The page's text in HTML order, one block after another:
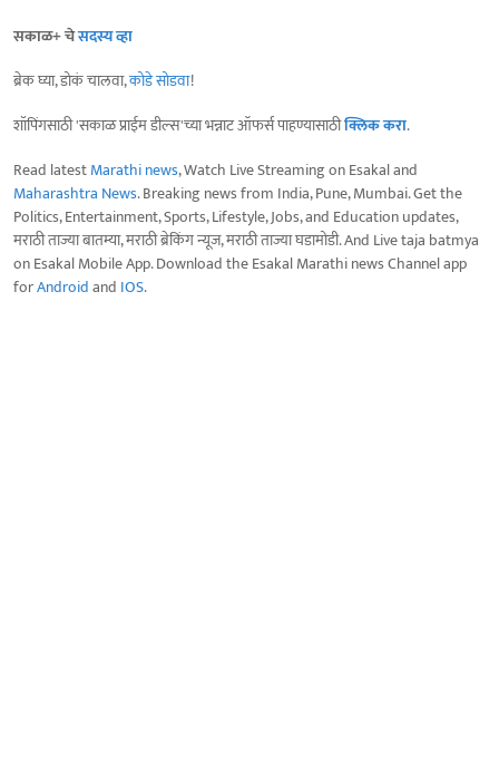
सकाळ+ चेसदस्य व्हा
ब्रेक घ्या, डोकं चालवा,कोडे सोडवा!
शॉपिंगसाठी 'सकाळ प्राईम डील्स'च्या भन्नाट ऑफर्स पाहण्यासाठीक्लिक करा.
Read latestMarathi news, Watch Live Streaming on Esakal and
Maharashtra News. Breaking news from India, Pune, Mumbai. Get the
Politics, Entertainment, Sports, Lifestyle, Jobs, and Education updates,
मराठी ताज्या बातम्या, मराठी ब्रेकिंग न्यूज, मराठी ताज्या घडामोडी. And Live taja batmya
on Esakal Mobile App. Download the Esakal Marathi news Channel app
forAndroidand IOS.